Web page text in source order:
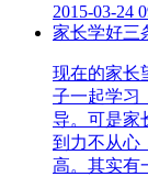
2015-03-24
家长学好三
现在的家长
子一起学习
导。可是家
到力不从心
高。其实有